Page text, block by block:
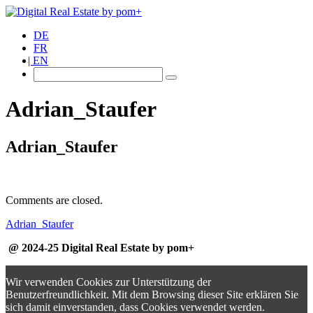
DE
FR
EN
Adrian_Staufer
Adrian_Staufer
Comments are closed.
Adrian_Staufer
@ 2024-25 Digital Real Estate by pom+
Wir verwenden Cookies zur Unterstützung der
Benutzerfreundlichkeit. Mit dem Browsing dieser Site erklären Sie
sich damit einverstanden, dass Cookies verwendet werden.